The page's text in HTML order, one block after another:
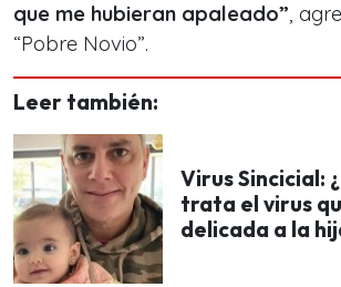
que me hubieran apaleado”,
“Pobre Novio”.
Leer también:
Virus Sincicial:
trata el virus
delicada a la